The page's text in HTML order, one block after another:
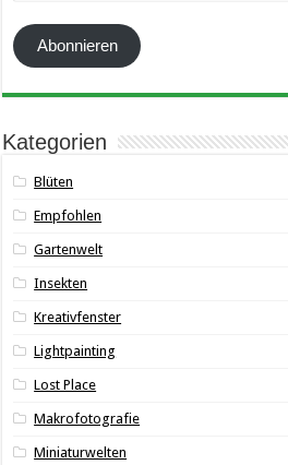
Abonnieren
Kategorien
Blüten
Empfohlen
Gartenwelt
Insekten
Kreativfenster
Lightpainting
Lost Place
Makrofotografie
Miniaturwelten